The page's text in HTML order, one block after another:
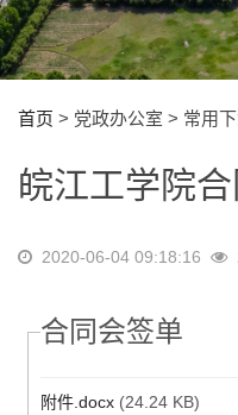
首页 > 党政办公室 > 常用
皖江工学院
2020-06-04 09:18:16
合同会签单
附件.docx (24.24 KB)